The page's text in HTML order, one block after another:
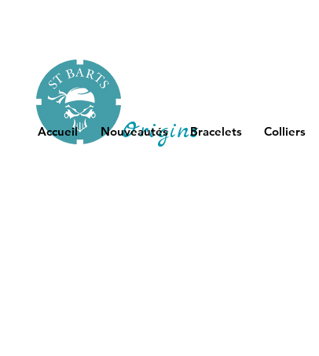
Origins
Accueil Nouveautés Bracelets Colliers